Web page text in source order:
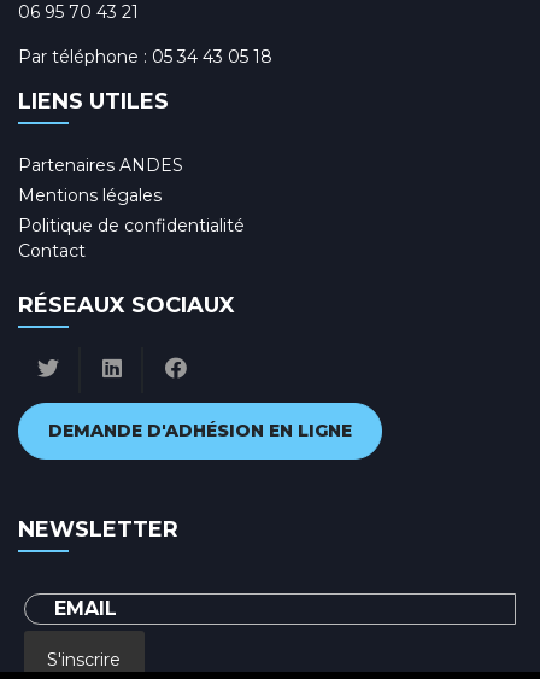
06 95 70 43 21
Par téléphone : 05 34 43 05 18
LIENS UTILES
Partenaires ANDES
Mentions légales
Politique de confidentialité
Contact
RÉSEAUX SOCIAUX
DEMANDE D'ADHÉSION EN LIGNE
NEWSLETTER
S'inscrire